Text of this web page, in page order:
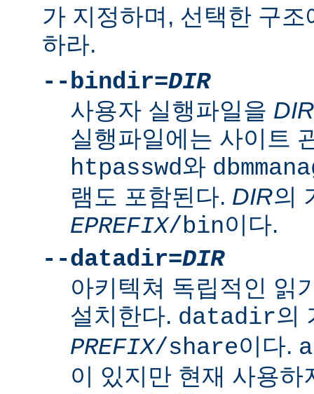
가 지정하며, 선택한 구
하라.
--bindir=DIR
사용자 실행파일을 DIR
실행파일에는 사이트
htpasswd와
램도 포함된다. DIR의
EPREFIX/bin이다.
--datadir=DIR
아키텍쳐 독립적인 읽
설치한다. datadir의
PREFIX/share이다.
이 있지만 현재 사용하